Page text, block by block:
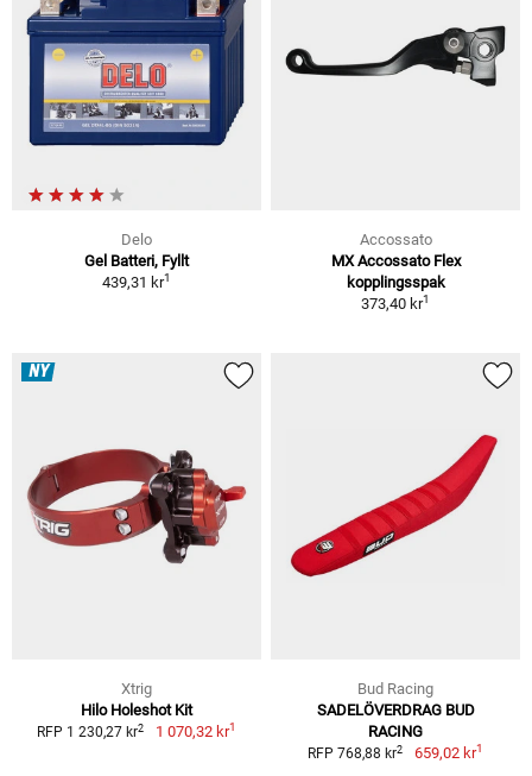
Delo
Gel Batteri, Fyllt
439,31 kr1
Accossato
MX Accossato Flex
kopplingsspak
373,40 kr1
NY
Xtrig
Hilo Holeshot Kit
RFP 1 230,27 kr2 1 070,32 kr1
Bud Racing
SADELÖVERDRAG BUD
RACING
RFP 768,88 kr2 659,02 kr1